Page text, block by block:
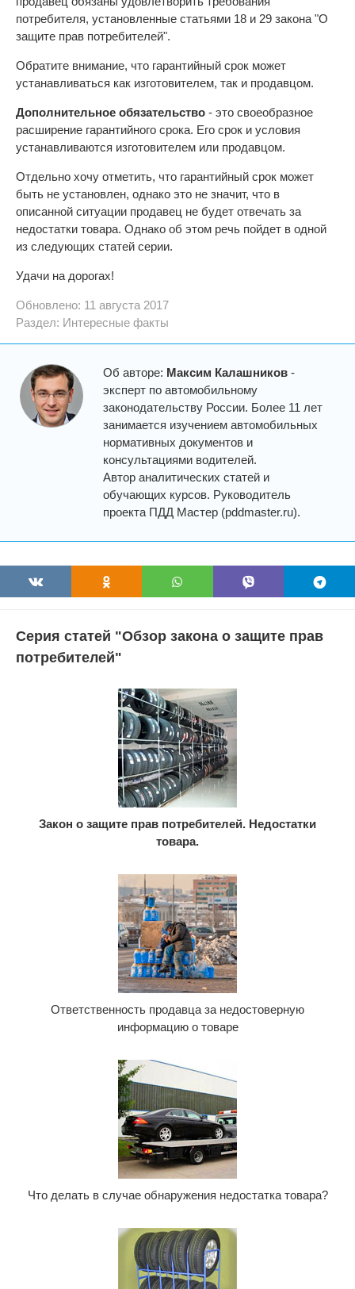
потребителя, установленные статьями 18 и 29 закона "О
защите прав потребителей".
Обратите внимание, что гарантийный срок может
устанавливаться как изготовителем, так и продавцом.
Дополнительное обязательство - это своеобразное
расширение гарантийного срока. Его срок и условия
устанавливаются изготовителем или продавцом.
Отдельно хочу отметить, что гарантийный срок может
быть не установлен, однако это не значит, что в
описанной ситуации продавец не будет отвечать за
недостатки товара. Однако об этом речь пойдет в одной
из следующих статей серии.
Удачи на дорогах!
Обновлено: 11 августа 2017
Раздел: Интересные факты
Об авторе: Максим Калашников -
эксперт по автомобильному
законодательству России. Более 11 лет
занимается изучением автомобильных
нормативных документов и
консультациями водителей.
Автор аналитических статей и
обучающих курсов. Руководитель
проекта ПДД Мастер (pddmaster.ru).
Серия статей "Обзор закона о защите прав
потребителей"
Закон о защите прав потребителей. Недостатки
товара.
Ответственность продавца за недостоверную
информацию о товаре
Что делать в случае обнаружения недостатка товара?